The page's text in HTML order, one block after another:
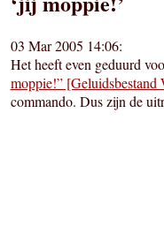
03 Mar 2005 14:06:
Het heeft even geduurd
moppie!” [Geluidsbestand
commando. Dus zijn de